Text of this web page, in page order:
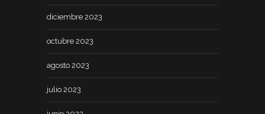
diciembre 2023
octubre 2023
agosto 2023
julio 2023